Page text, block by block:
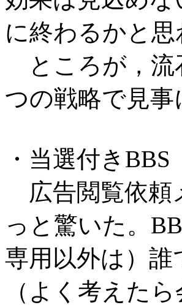
に終わるかと思
ところが，流
つの戦略で見
・当選付きBBS
広告閲覧依頼
っと驚いた。
専用以外は）
（よく考えた